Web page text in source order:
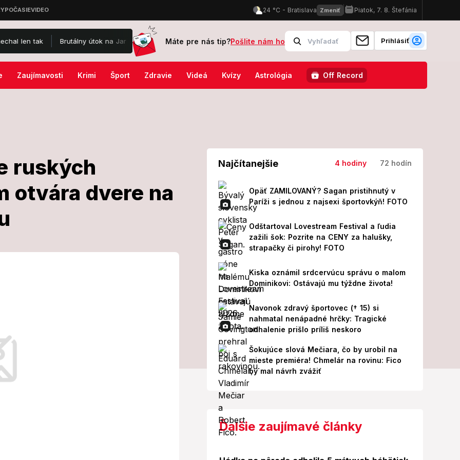
Brutálny útok na Jaromíra Soukupa: Skončil v nemocnici a je po operácii! Z jeho prvých slov MRAZÍ Odštartoval Lovestream
Máte pre nás tip?Pošlite nám ho Prihlásiť
Zaujímavosti Krimi Šport Zdravie Videá Kvízy Astrológia Off Record
ruských
otvára dvere na
pre ruských
im otvára
Najčítanejšie 4 hodiny 72 hodín
Opäť ZAMILOVANÝ? Sagan pristihnutý v
Paríži s jednou z najsexi športovkýň! FOTO
Odštartoval Lovestream Festival a ľudia
zažili šok: Pozrite na CENY za halušky,
strapačky či pirohy! FOTO
Kiska oznámil srdcervúcu správu o malom
Dominikovi: Ostávajú mu týždne života!
Navonok zdravý športovec († 15) si
nahmatal nenápadné hrčky: Tragické
odhalenie prišlo príliš neskoro
Šokujúce slová Mečiara, čo by urobil na
mieste premiéra! Chmelár na rovinu: Fico
by mal návrh zvážiť
Ďalšie zaujímavé články